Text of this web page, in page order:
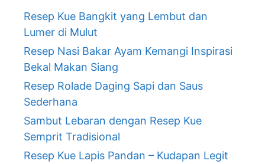
Resep Kue Bangkit yang Lembut dan
Lumer di Mulut
Resep Nasi Bakar Ayam Kemangi Inspirasi
Bekal Makan Siang
Resep Rolade Daging Sapi dan Saus
Sederhana
Sambut Lebaran dengan Resep Kue
Semprit Tradisional
Resep Kue Lapis Pandan – Kudapan Legit